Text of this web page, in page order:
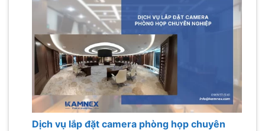
Dịch vụ lắp đặt camera phòng họp chuyên